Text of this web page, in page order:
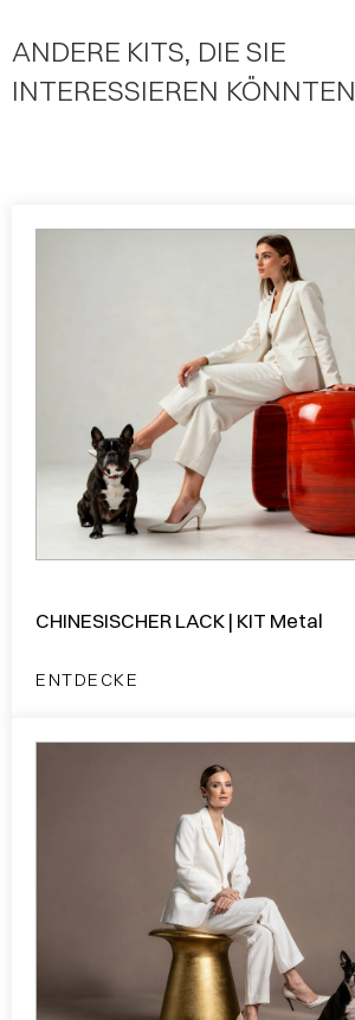
ANDERE KITS, DIE SIE
INTERESSIEREN KÖNNTEN
CHINESISCHER LACK | KIT Metal
ENTDECKE